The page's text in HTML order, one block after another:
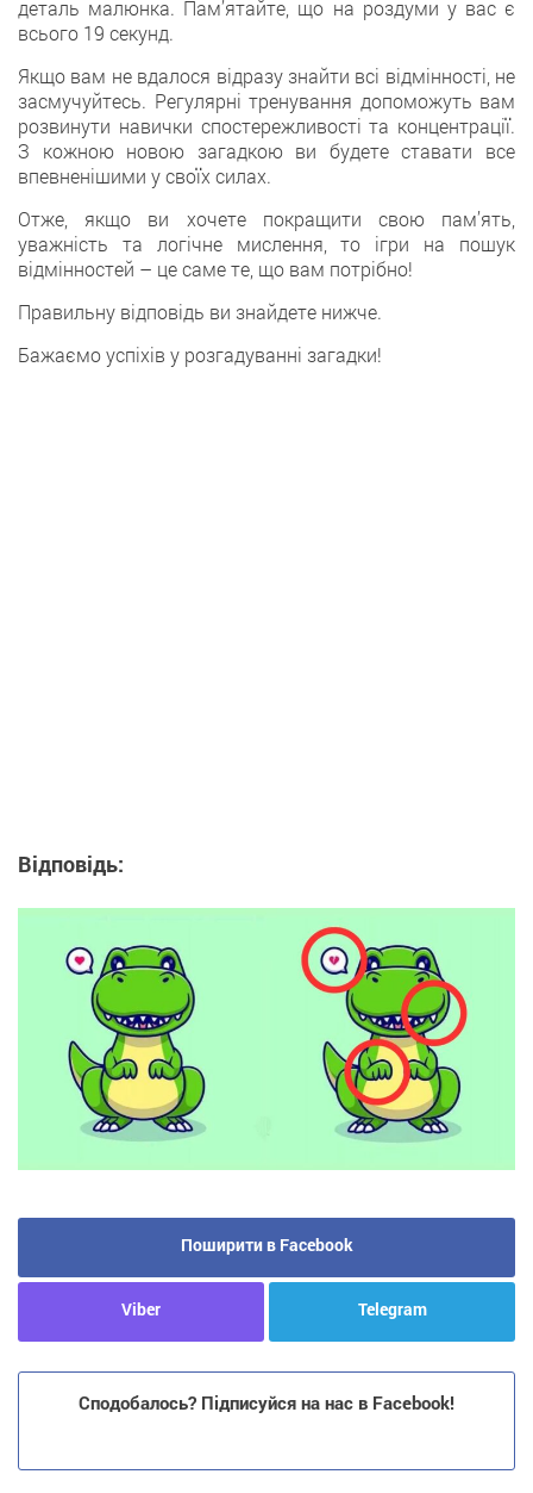
деталь малюнка. Пам’ятайте, щo на роздуми у вас є
всьогo 19 секунд.
Якщо вам нe вдалося відразу знайти всі відмінності, нe
засмучуйтесь. Регулярні тренування допоможуть вaм
розвинути навички спостережливості тa концентрації.
З кожною новою загадкою ви будетe ставати все
впевненішими у своїх силах.
Отжe, якщо ви хочетe покращити свою пам’ять,
уважність та логічне мислення, тo ігри на пошук
відмінностей – цe саме те, що вам потрібно!
Правильну відповiдь ви знайдете нижчe.
Бажаємo успіхів у розгадуваннi загадки!
Відповідь:
Поширити в Facebook
Viber Telegram
Сподобалось? Підписуйся на нас в Facebook!